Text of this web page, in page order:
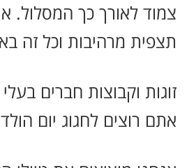
צמוד לאורך כך המסלול.
תצפית מרהיבות וכל זה
זוגות וקבוצות חברים
אתם רוצים לחגוג יום